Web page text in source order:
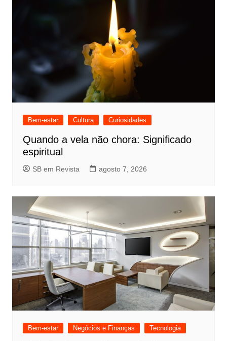
Bem-estar Cultura Curiosidades
Quando a vela não chora: Significado
espiritual
SB em Revista agosto 7, 2026
Bem-estar Negócios e Finanças Tecnologia